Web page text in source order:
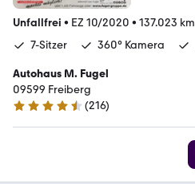
Unfallfrei • EZ 10/2020 • 137.023 km
7-Sitzer
360° Kamera
Autohaus M. Fugel
09599 Freiberg
4.4 Sterne
(216)